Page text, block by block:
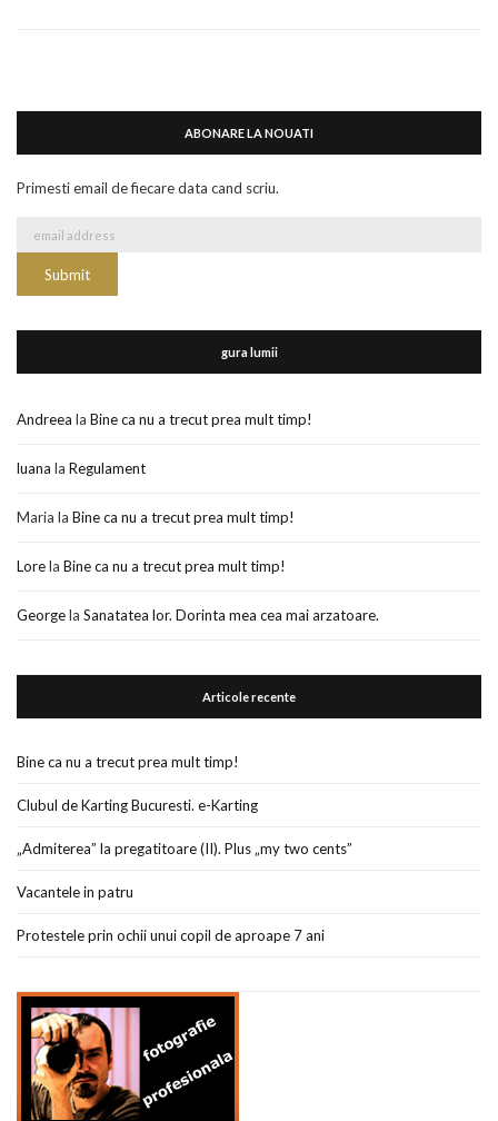
ABONARE LA NOUATI
Primesti email de fiecare data cand scriu.
gura lumii
Andreea la Bine ca nu a trecut prea mult timp!
luana la Regulament
Maria la Bine ca nu a trecut prea mult timp!
Lorela Bine ca nu a trecut prea mult timp!
Georgela Sanatatea lor. Dorinta mea cea mai arzatoare.
Articole recente
Bine ca nu a trecut prea mult timp!
Clubul de Karting Bucuresti. e-Karting
„Admiterea” la pregatitoare (II). Plus „my two cents”
Vacantele in patru
Protestele prin ochii unui copil de aproape 7 ani